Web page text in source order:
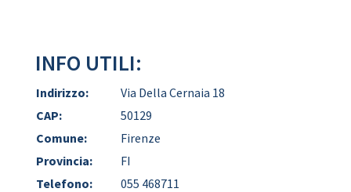
INFO UTILI:
Indirizzo:
Via Della Cernaia 18
CAP:
50129
Comune:
Firenze
Provincia:
FI
Telefono:
055 468711